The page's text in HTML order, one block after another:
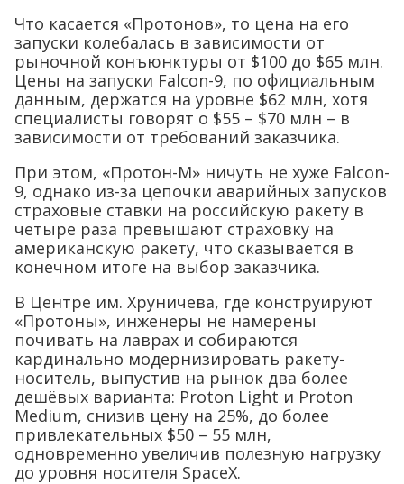
Что касается «Протонов», то цена на его
запуски колебалась в зависимости от
рыночной конъюнктуры от $100 до $65 млн.
Цены на запуски Falcon-9, по официальным
данным, держатся на уровне $62 млн, хотя
специалисты говорят о $55 – $70 млн – в
зависимости от требований заказчика.
При этом, «Протон-М» ничуть не хуже Falcon-
9, однако из-за цепочки аварийных запусков
страховые ставки на российскую ракету в
четыре раза превышают страховку на
американскую ракету, что сказывается в
конечном итоге на выбор заказчика.
В Центре им. Хруничева, где конструируют
«Протоны», инженеры не намерены
почивать на лаврах и собираются
кардинально модернизировать ракету-
носитель, выпустив на рынок два более
дешёвых варианта: Proton Light и Proton
Medium, снизив цену на 25%, до более
привлекательных $50 – 55 млн,
одновременно увеличив полезную нагрузку
до уровня носителя SpaceX.